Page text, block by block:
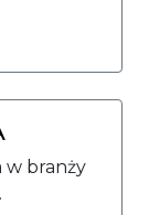
w branży